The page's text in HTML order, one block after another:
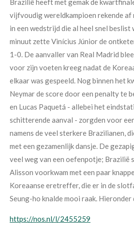
Brazilië heeft met gemak de
vijfvoudig wereldkampioen rekende
in een wedstrijd die al heel snel beslist
minuut zette Vinícius Júnior de
1-0. De aanvaller van Real Madrid
voor zijn voeten kreeg nadat de
elkaar was gespeeld. Nog binnen het
Neymar de score door een penalty te
en Lucas Paquetá - allebei het
schitterende aanval - zorgden voor
namens de veel sterkere Brazilianen,
met een gezamenlijk dansje. De
veel weg van een oefenpotje; Brazilië
Alisson voorkwam met een paar
Koreaanse eretreffer, die er in de
Seung-ho knalde mooi raak.
https://nos.nl/l/2455259